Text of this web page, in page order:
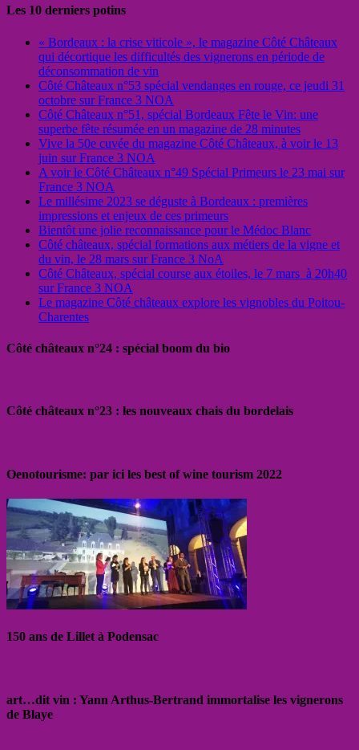
Les 10 derniers potins
« Bordeaux : la crise viticole », le magazine Côté Châteaux
qui décortique les difficultés des vignerons en période de
déconsommation de vin
Côté Châteaux n°53 spécial vendanges en rouge, ce jeudi 31
octobre sur France 3 NOA
Côté Châteaux n°51, spécial Bordeaux Fête le Vin: une
superbe fête résumée en un magazine de 28 minutes
Vive la 50e cuvée du magazine Côté Châteaux, à voir le 13
juin sur France 3 NOA
A voir le Côté Châteaux n°49 Spécial Primeurs le 23 mai sur
France 3 NOA
Le millésime 2023 se déguste à Bordeaux : premières
impressions et enjeux de ces primeurs
Bientôt une jolie reconnaissance pour le Médoc Blanc
Côté châteaux, spécial formations aux métiers de la vigne et
du vin, le 28 mars sur France 3 NoA
Côté Châteaux, spécial course aux étoiles, le 7 mars à 20h40
sur France 3 NOA
Le magazine Côté châteaux explore les vignobles du Poitou-
Charentes
Côté châteaux n°24 : spécial boom du bio
Côté châteaux n°23 : les nouveaux chais du bordelais
Oenotourisme: par ici les best of wine tourism 2022
150 ans de Lillet à Podensac
art…dit vin : Yann Arthus-Bertrand immortalise les vignerons
de Blaye